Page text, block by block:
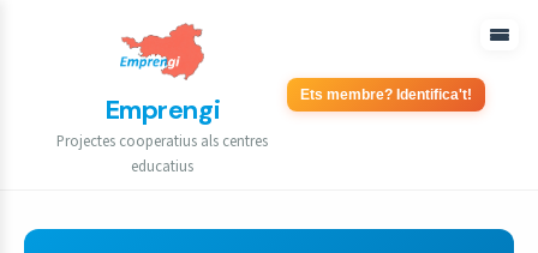
Emprengi
Projectes cooperatius als centres
educatius
Ets membre? Identifica't!